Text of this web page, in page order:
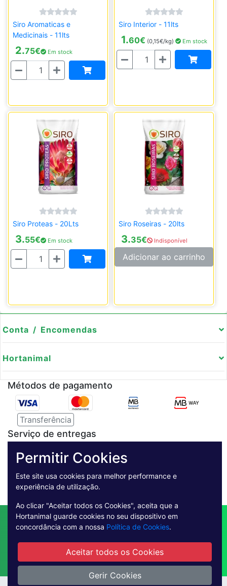
Siro Aromaticas e
Medicinais - 11lts
2.75€ Em stock
Quantidade
Siro Interior - 11lts
1.60€ (0,15€/kg) Em stock
Quantidade
Siro Proteas - 20Lts
3.55€ Em stock
Quantidade
Siro Roseiras - 20lts
3.35€ Indisponível
Adicionar ao carrinho
Conta / Encomendas
Hortanimal
Métodos de pagamento
Transferência
Serviço de entregas
Pagamento Seguro
Contactos Envio
Condições de Venda
Condições Gerais de Utilização
Livro de reclamações online
Permitir Cookies
Este site usa cookies para melhor performance e
experiência de utilização.
Ao clicar "Aceitar todos os Cookies", aceita que a
Hortanimal guarde cookies no seu dispositivo em
concordância com a nossa Política de Cookies.
Aceitar todos os Cookies
Gerir Cookies